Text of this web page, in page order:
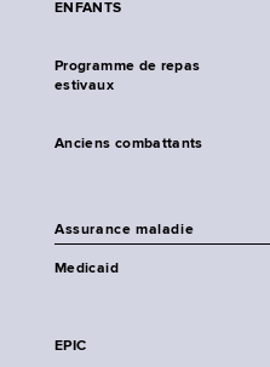
ENFANTS
Programme de repas
estivaux
Anciens combattants
Assurance maladie
Medicaid
EPIC